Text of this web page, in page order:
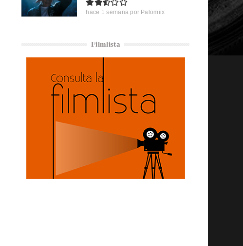
hace 1 semana por Palomiix
Filmlista